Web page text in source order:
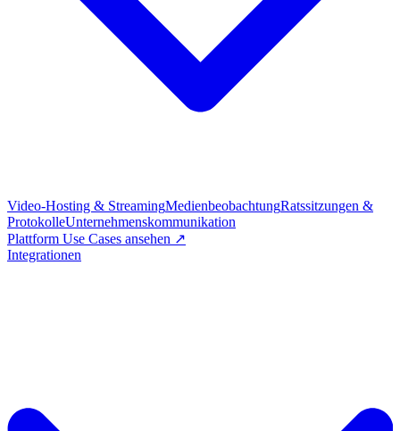
Video-Hosting & StreamingMedienbeobachtungRatssitzungen &
ProtokolleUnternehmenskommunikation
Plattform Use Cases ansehen ↗
Integrationen